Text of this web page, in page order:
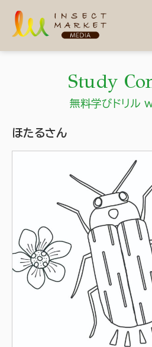
Study
無料学びドリル
ほたるさん